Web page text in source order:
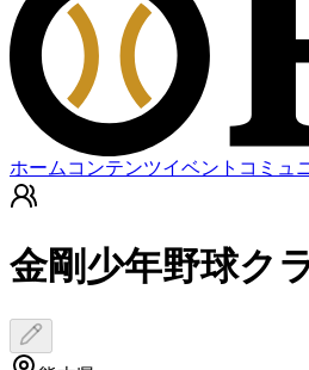
ホーム コンテンツイベント コミュ
金剛少年野球ク